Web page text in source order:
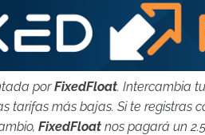
porFixedFloat. Intercambia
tarifas más bajas. Si te registras
FixedFloat nos pagará un